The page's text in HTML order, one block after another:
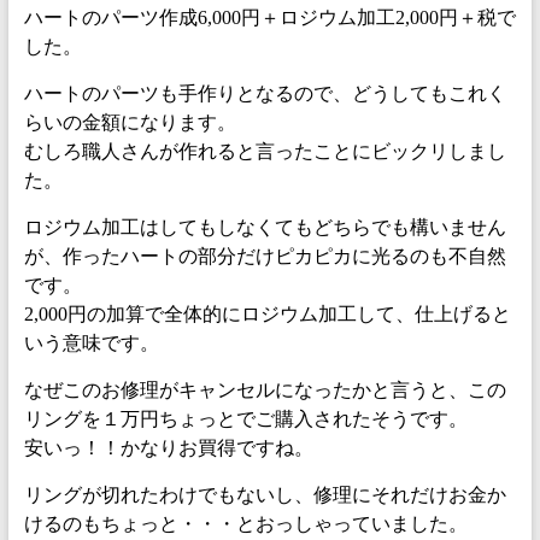
ハートのパーツ作成6,000円＋ロジウム加工2,000円＋税で
した。
ハートのパーツも手作りとなるので、どうしてもこれく
らいの金額になります。
むしろ職人さんが作れると言ったことにビックリしまし
た。
ロジウム加工はしてもしなくてもどちらでも構いません
が、作ったハートの部分だけピカピカに光るのも不自然
です。
2,000円の加算で全体的にロジウム加工して、仕上げると
いう意味です。
なぜこのお修理がキャンセルになったかと言うと、この
リングを１万円ちょっとでご購入されたそうです。
安いっ！！かなりお買得ですね。
リングが切れたわけでもないし、修理にそれだけお金か
けるのもちょっと・・・とおっしゃっていました。